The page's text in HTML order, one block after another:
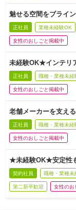
魅せる空間をブライ
正社員 業種未経験OK
女性のおしごと掲載中
未経験OK★インテリ
正社員 職種・業種未経
女性のおしごと掲載中
老舗メーカーを支え
正社員 職種・業種未経
女性のおしごと掲載中
★未経験OK★安定性
契約社員 職種・業種未
第二新卒歓迎 女性のお